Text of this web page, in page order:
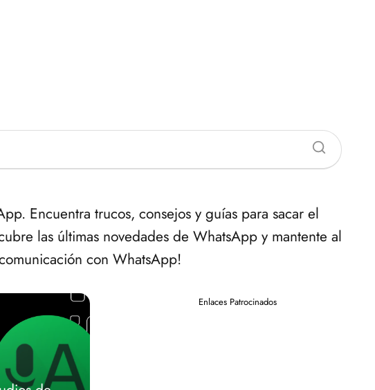
Encuentra trucos, consejos y guías para sacar el
las últimas novedades de WhatsApp y mantente al
con WhatsApp!
Enlaces Patrocinados